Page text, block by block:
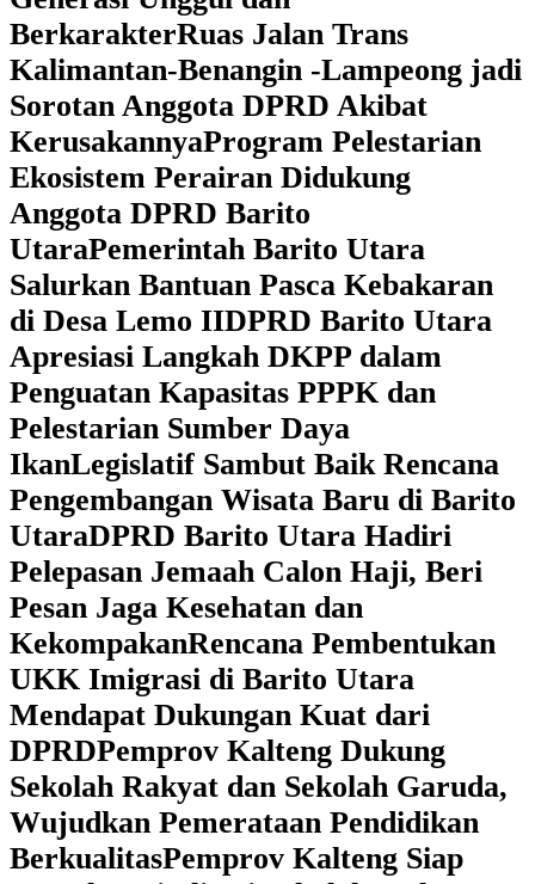
BerkarakterRuas Jalan Trans
Kalimantan-Benangin -Lampeong jadi
Sorotan Anggota DPRD Akibat
KerusakannyaProgram Pelestarian
Ekosistem Perairan Didukung
Anggota DPRD Barito
UtaraPemerintah Barito Utara
Salurkan Bantuan Pasca Kebakaran
di Desa Lemo IIDPRD Barito Utara
Apresiasi Langkah DKPP dalam
Penguatan Kapasitas PPPK dan
Pelestarian Sumber Daya
IkanLegislatif Sambut Baik Rencana
Pengembangan Wisata Baru di Barito
UtaraDPRD Barito Utara Hadiri
Pelepasan Jemaah Calon Haji, Beri
Pesan Jaga Kesehatan dan
KekompakanRencana Pembentukan
UKK Imigrasi di Barito Utara
Mendapat Dukungan Kuat dari
DPRD‎Pemprov Kalteng Dukung
Sekolah Rakyat dan Sekolah Garuda,
Wujudkan Pemerataan Pendidikan
Berkualitas‎Pemprov Kalteng Siap